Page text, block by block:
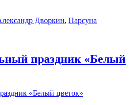
Дворкин, Парсуна
праздник «Белый